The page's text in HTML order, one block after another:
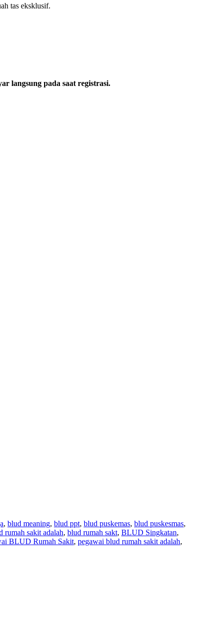
tas eksklusif.
langsung pada saat registrasi.
, blud meaning, blud ppt, blud puskemas, blud puskesmas,
rumah sakit adalah, blud rumah sakt, BLUD Singkatan,
BLUD Rumah Sakit, pegawai blud rumah sakit adalah,